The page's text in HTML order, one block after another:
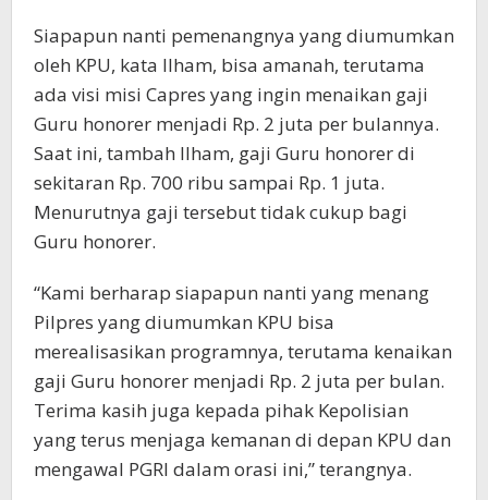
Siapapun nanti pemenangnya yang diumumkan
oleh KPU, kata Ilham, bisa amanah, terutama
ada visi misi Capres yang ingin menaikan gaji
Guru honorer menjadi Rp. 2 juta per bulannya.
Saat ini, tambah Ilham, gaji Guru honorer di
sekitaran Rp. 700 ribu sampai Rp. 1 juta.
Menurutnya gaji tersebut tidak cukup bagi
Guru honorer.
“Kami berharap siapapun nanti yang menang
Pilpres yang diumumkan KPU bisa
merealisasikan programnya, terutama kenaikan
gaji Guru honorer menjadi Rp. 2 juta per bulan.
Terima kasih juga kepada pihak Kepolisian
yang terus menjaga kemanan di depan KPU dan
mengawal PGRI dalam orasi ini,” terangnya.